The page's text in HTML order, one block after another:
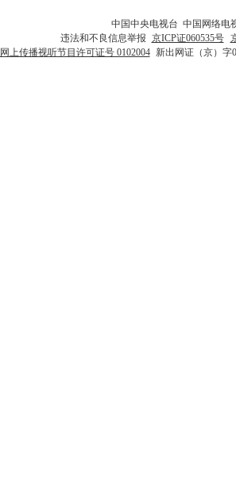
中国中央电视台 中国网络电
违法和不良信息举报 京ICP证060535号
网上传播视听节目许可证号 0102004 新出网证（京）